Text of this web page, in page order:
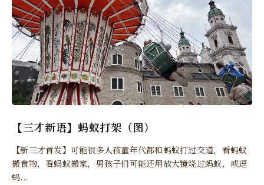
【三才新语】蚂蚁打架（图）
【新三才首发】可能很多人孩童年代都和蚂蚁打过交道，看蚂蚁
搬食物，看蚂蚁搬家，男孩子们可能还用放大镜烧过蚂蚁，或逗
蚂...